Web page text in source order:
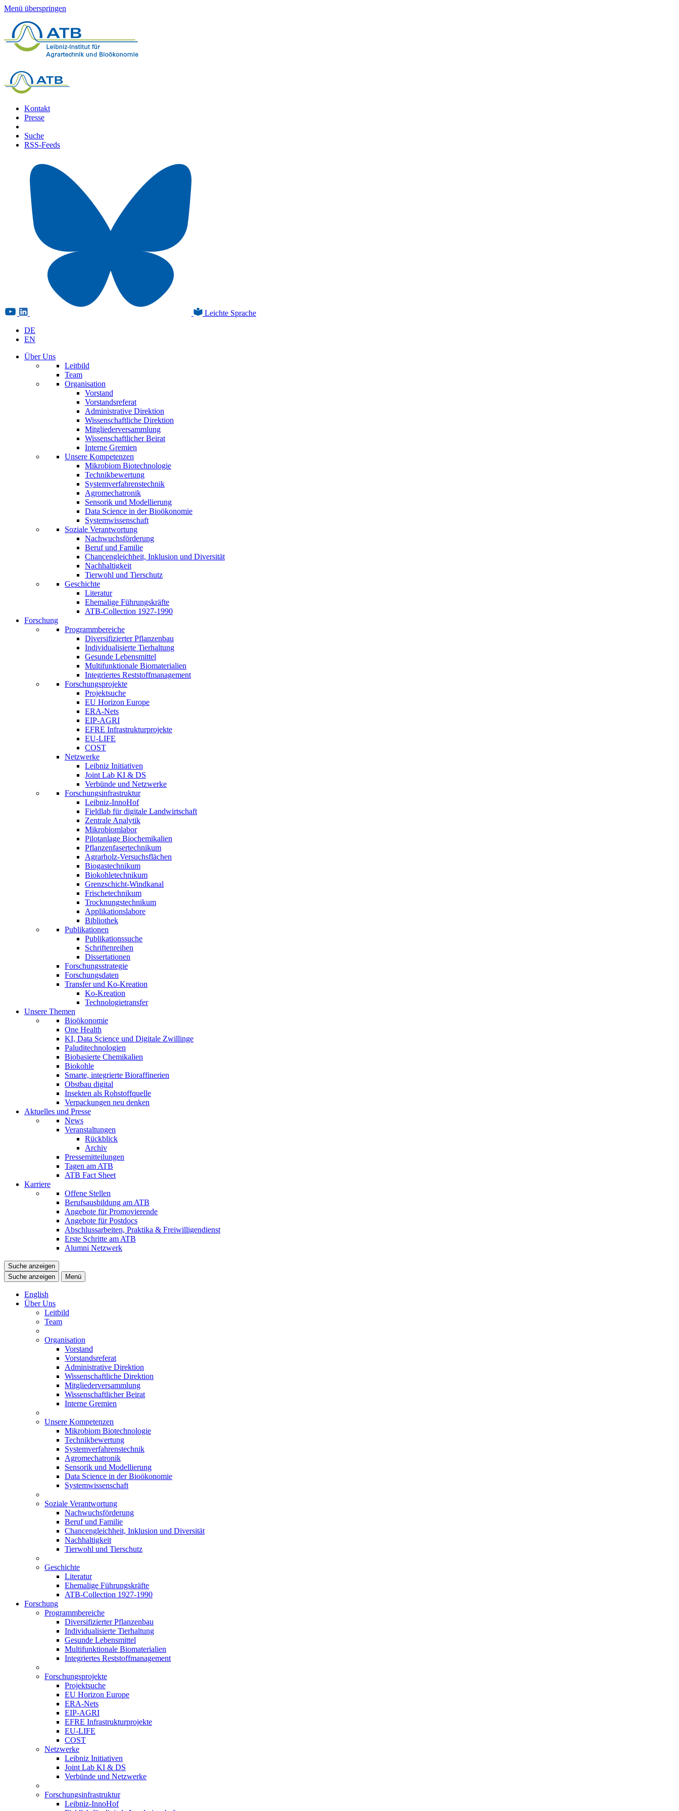
Menü überspringen
Kontakt
Presse
Suche
RSS-Feeds
Leichte Sprache
DE
EN
Über Uns
Leitbild
Team
Organisation
Vorstand
Vorstandsreferat
Administrative Direktion
Wissenschaftliche Direktion
Mitgliederversammlung
Wissenschaftlicher Beirat
Interne Gremien
Unsere Kompetenzen
Mikrobiom Biotechnologie
Technikbewertung
Systemverfahrenstechnik
Agromechatronik
Sensorik und Modellierung
Data Science in der Bioökonomie
Systemwissenschaft
Soziale Verantwortung
Nachwuchsförderung
Beruf und Familie
Chancengleichheit, Inklusion und Diversität
Nachhaltigkeit
Tierwohl und Tierschutz
Geschichte
Literatur
Ehemalige Führungskräfte
ATB-Collection 1927-1990
Forschung
Programmbereiche
Diversifizierter Pflanzenbau
Individualisierte Tierhaltung
Gesunde Lebensmittel
Multifunktionale Biomaterialien
Integriertes Reststoffmanagement
Forschungsprojekte
Projektsuche
EU Horizon Europe
ERA-Nets
EIP-AGRI
EFRE Infrastrukturprojekte
EU-LIFE
COST
Netzwerke
Leibniz Initiativen
Joint Lab KI & DS
Verbünde und Netzwerke
Forschungsinfrastruktur
Leibniz-InnoHof
Fieldlab für digitale Landwirtschaft
Zentrale Analytik
Mikrobiomlabor
Pilotanlage Biochemikalien
Pflanzenfasertechnikum
Agrarholz-Versuchsflächen
Biogastechnikum
Biokohletechnikum
Grenzschicht-Windkanal
Frischetechnikum
Trocknungstechnikum
Applikationslabore
Bibliothek
Publikationen
Publikationssuche
Schriftenreihen
Dissertationen
Forschungsstrategie
Forschungsdaten
Transfer und Ko-Kreation
Ko-Kreation
Technologietransfer
Unsere Themen
Bioökonomie
One Health
KI, Data Science und Digitale Zwillinge
Paluditechnologien
Biobasierte Chemikalien
Biokohle
Smarte, integrierte Bioraffinerien
Obstbau digital
Insekten als Rohstoffquelle
Verpackungen neu denken
Aktuelles und Presse
News
Veranstaltungen
Rückblick
Archiv
Pressemitteilungen
Tagen am ATB
ATB Fact Sheet
Karriere
Offene Stellen
Berufsausbildung am ATB
Angebote für Promovierende
Angebote für Postdocs
Abschlussarbeiten, Praktika & Freiwilligendienst
Erste Schritte am ATB
Alumni Netzwerk
Suche anzeigen
Suche anzeigen
Menü
English
Über Uns
Leitbild
Team
Organisation
Vorstand
Vorstandsreferat
Administrative Direktion
Wissenschaftliche Direktion
Mitgliederversammlung
Wissenschaftlicher Beirat
Interne Gremien
Unsere Kompetenzen
Mikrobiom Biotechnologie
Technikbewertung
Systemverfahrenstechnik
Agromechatronik
Sensorik und Modellierung
Data Science in der Bioökonomie
Systemwissenschaft
Soziale Verantwortung
Nachwuchsförderung
Beruf und Familie
Chancengleichheit, Inklusion und Diversität
Nachhaltigkeit
Tierwohl und Tierschutz
Geschichte
Literatur
Ehemalige Führungskräfte
ATB-Collection 1927-1990
Forschung
Programmbereiche
Diversifizierter Pflanzenbau
Individualisierte Tierhaltung
Gesunde Lebensmittel
Multifunktionale Biomaterialien
Integriertes Reststoffmanagement
Forschungsprojekte
Projektsuche
EU Horizon Europe
ERA-Nets
EIP-AGRI
EFRE Infrastrukturprojekte
EU-LIFE
COST
Netzwerke
Leibniz Initiativen
Joint Lab KI & DS
Verbünde und Netzwerke
Forschungsinfrastruktur
Leibniz-InnoHof